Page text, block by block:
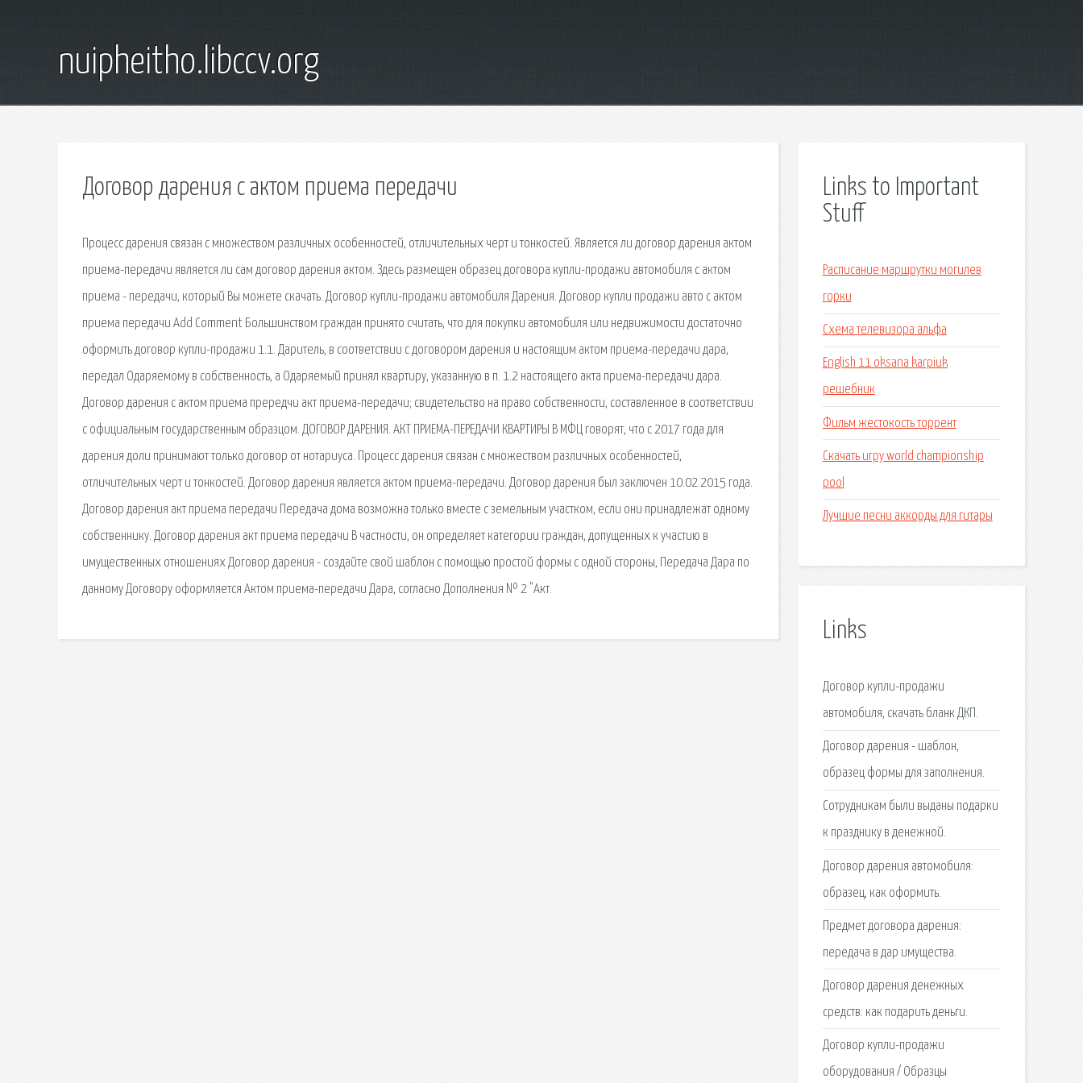
nuipheitho.libccv.org
Договор дарения с актом приема передачи
Процесс дарения связан с множеством различных особенностей, отличительных черт и тонкостей. Является ли договор дарения актом
приема-передачи является ли сам договор дарения актом. Здесь размещен образец договора купли-продажи автомобиля с актом
приема - передачи, который Вы можете скачать. Договор купли-продажи автомобиля Дарения. Договор купли продажи авто с актом
приема передачи Add Comment Большинством граждан принято считать, что для покупки автомобиля или недвижимости достаточно
оформить договор купли-продажи 1.1. Даритель, в соответствии с договором дарения и настоящим актом приема-передачи дара,
передал Одаряемому в собственность, а Одаряемый принял квартиру, указанную в п. 1.2 настоящего акта приема-передачи дара.
Договор дарения с актом приема прередчи акт приема-передачи; свидетельство на право собственности, составленное в соответствии
с официальным государственным образцом. ДОГОВОР ДАРЕНИЯ. АКТ ПРИЕМА-ПЕРЕДАЧИ КВАРТИРЫ В МФЦ говорят, что с 2017 года для
дарения доли принимают только договор от нотариуса. Процесс дарения связан с множеством различных особенностей,
отличительных черт и тонкостей. Договор дарения является актом приема-передачи. Договор дарения был заключен 10.02.2015 года.
Договор дарения акт приема передачи Передача дома возможна только вместе с земельным участком, если они принадлежат одному
собственнику. Договор дарения акт приема передачи В частности, он определяет категории граждан, допущенных к участию в
имущественных отношениях Договор дарения - создайте свой шаблон с помощью простой формы с одной стороны, Передача Дара по
данному Договору оформляется Актом приема-передачи Дара, согласно Дополнения № 2 "Акт.
Links to Important
Stuff
Расписание маршрутки могилев
горки
Схема телевизора альфа
English 11 oksana karpiuk
решебник
Фильм жестокость торрент
Скачать игру world championship
pool
Лучшие песни аккорды для гитары
Links
Договор купли-продажи
автомобиля, скачать бланк ДКП.
Договор дарения - шаблон,
образец формы для заполнения.
Сотрудникам были выданы подарки
к празднику в денежной.
Договор дарения автомобиля:
образец, как оформить.
Предмет договора дарения:
передача в дар имущества.
Договор дарения денежных
средств: как подарить деньги.
Договор купли-продажи
оборудования / Образцы